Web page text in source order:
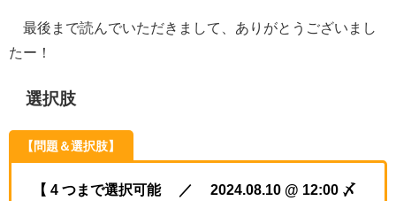
最後まで読んでいただきまして、ありがとうございまし
たー！
選択肢
【問題＆選択肢】
【 4 つまで選択可能 ／ 2024.08.10 @ 12:00 〆